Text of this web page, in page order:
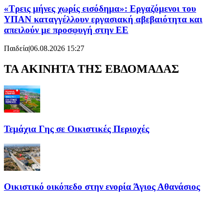
«Τρεις μήνες χωρίς εισόδημα»: Εργαζόμενοι του
ΥΠΑΝ καταγγέλλουν εργασιακή αβεβαιότητα και
απειλούν με προσφυγή στην ΕΕ
Παιδεία|06.08.2026 15:27
ΤΑ ΑΚΙΝΗΤΑ ΤΗΣ ΕΒΔΟΜΑΔΑΣ
Τεμάχια Γης σε Οικιστικές Περιοχές
Οικιστικό οικόπεδο στην ενορία Άγιος Αθανάσιος